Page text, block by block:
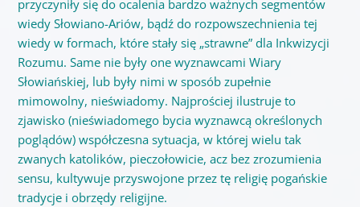
przyczyniły się do ocalenia bardzo ważnych segmentów
wiedy Słowiano-Ariów, bądź do rozpowszechnienia tej
wiedy w formach, które stały się „strawne” dla Inkwizycji
Rozumu. Same nie były one wyznawcami Wiary
Słowiańskiej, lub były nimi w sposób zupełnie
mimowolny, nieświadomy. Najprościej ilustruje to
zjawisko (nieświadomego bycia wyznawcą określonych
poglądów) współczesna sytuacja, w której wielu tak
zwanych katolików, pieczołowicie, acz bez zrozumienia
sensu, kultywuje przyswojone przez tę religię pogańskie
tradycje i obrzędy religijne.